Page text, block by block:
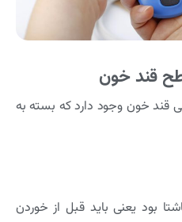
قند خون
قند خون وجود دارد که بسته به
بود یعنی باید قبل از خوردن